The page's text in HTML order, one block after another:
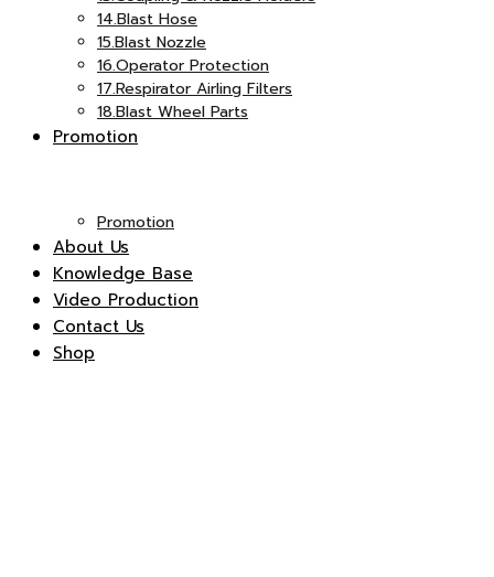
จำกัด
14.Blast Hose
15.Blast Nozzle
16.Operator Protection
17.Respirator Airling Filters
18.Blast Wheel Parts
Promotion
Promotion
About Us
Knowledge Base
Video Production
Contact Us
Shop